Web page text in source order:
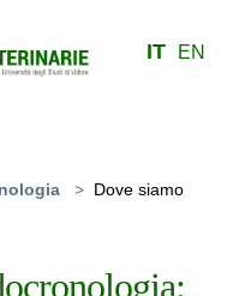
IT EN
Dove siamo